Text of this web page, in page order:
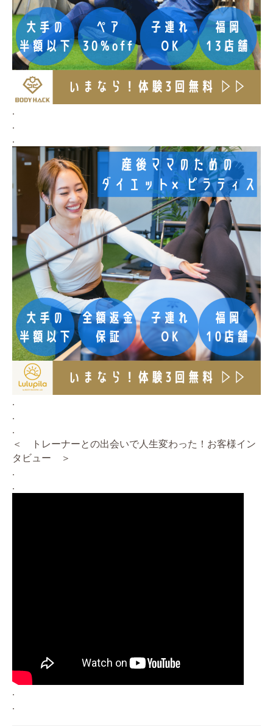
.
.
.
.
.
.
＜ トレーナーとの出会いで人生変わった！お客様イン
タビュー ＞
.
.
.
.